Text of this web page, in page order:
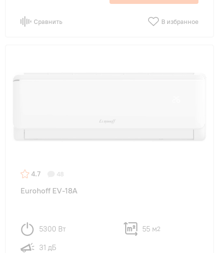
Сравнить В избранное
4.7 48
Eurohoff EV-18A
5300 Вт 55 м2
31 дБ